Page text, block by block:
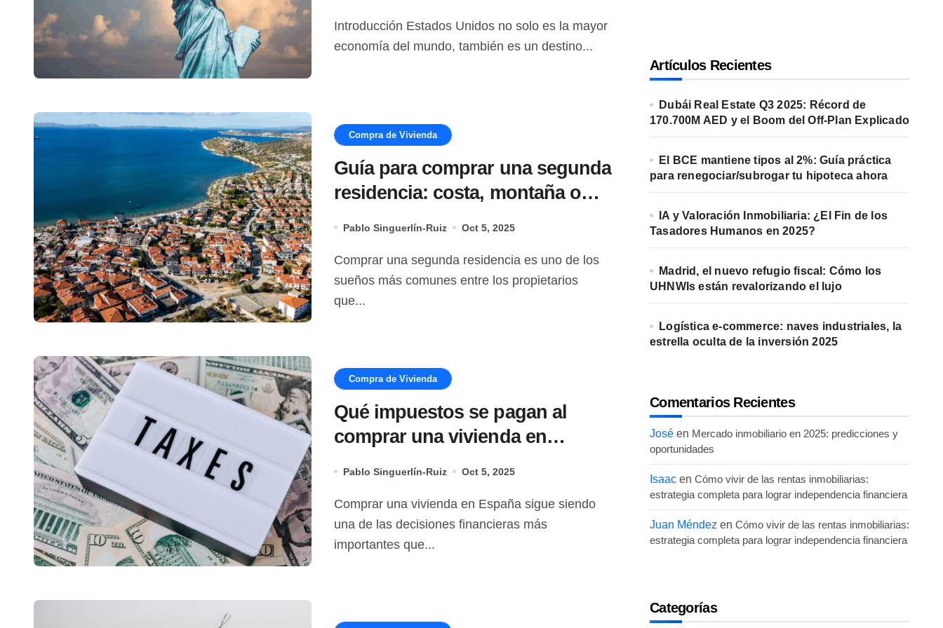
ciudades más atractivas para
invertir
Introducción Estados Unidos no solo es la mayor
economía del mundo, también es un destino...
Compra de Vivienda
Guía para comprar una segunda
residencia: costa, montaña o
Pablo Singuerlín-Ruiz Oct 5, 2025
Comprar una segunda residencia es uno de los
sueños más comunes entre los propietarios
que...
Compra de Vivienda
Qué impuestos se pagan al
comprar una vivienda en
Pablo Singuerlín-Ruiz Oct 5, 2025
Comprar una vivienda en España sigue siendo
una de las decisiones financieras más
importantes que...
Artículos Recientes
Dubái Real Estate Q3 2025: Récord de
170.700M AED y el Boom del Off-Plan Explicado
El BCE mantiene tipos al 2%: Guía práctica
para renegociar/subrogar tu hipoteca ahora
IA y Valoración Inmobiliaria: ¿El Fin de los
Tasadores Humanos en 2025?
Madrid, el nuevo refugio fiscal: Cómo los
UHNWIs están revalorizando el lujo
Logística e-commerce: naves industriales, la
estrella oculta de la inversión 2025
Comentarios Recientes
José en Mercado inmobiliario en 2025: predicciones y
oportunidades
Isaac en Cómo vivir de las rentas inmobiliarias:
estrategia completa para lograr independencia financiera
Juan Méndez en Cómo vivir de las rentas inmobiliarias:
estrategia completa para lograr independencia financiera
Categorías